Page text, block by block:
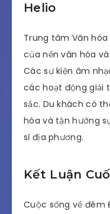
Helio
Trung tâm Văn
của nền văn hóa
Các sự kiện âm
các hoạt động giải
sắc. Du khách có
hóa và tận hưởng
sĩ địa phương.
Kết Luận
Cuộc sống về đêm